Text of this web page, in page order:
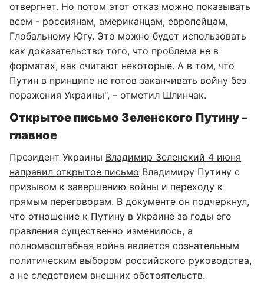
отвергнет. Но потом этот отказ можно показывать
всем - россиянам, американцам, европейцам,
Глобальному Югу. Это можно будет использовать
как доказательство того, что проблема не в
форматах, как считают некоторые. А в том, что
Путин в принципе не готов заканчивать войну без
поражения Украины", – отметил Шлинчак.
Открытое письмо Зеленского Путину –
главное
Президент Украины Владимир Зеленский 4 июня
направил открытое письмо Владимиру Путину с
призывом к завершению войны и переходу к
прямым переговорам. В документе он подчеркнул,
что отношение к Путину в Украине за годы его
правления существенно изменилось, а
полномасштабная война является сознательным
политическим выбором российского руководства,
а не следствием внешних обстоятельств.